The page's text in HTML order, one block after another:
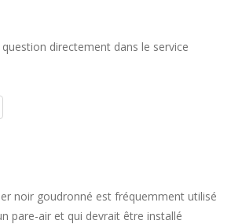
directement dans le service
noir goudronné est fréquemment utilisé
pare-air et qui devrait être installé